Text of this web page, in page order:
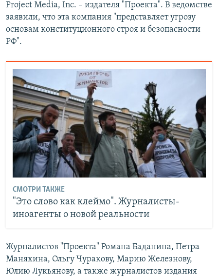
Project Media, Inc. – издателя "Проекта". В ведомстве
заявили, что эта компания "представляет угрозу
основам конституционного строя и безопасности
РФ".
СМОТРИ ТАКЖЕ
"Это слово как клеймо". Журналисты-
иноагенты о новой реальности
Журналистов "Проекта" Романа Баданина, Петра
Маняхина, Ольгу Чуракову, Марию Железнову,
Юлию Лукьянову, а также журналистов издания